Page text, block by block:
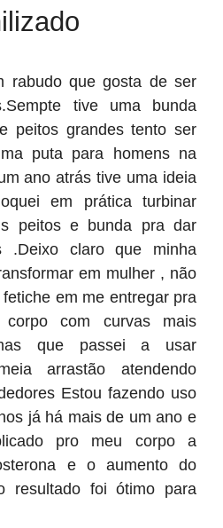
rabudo que gosta de ser
tive uma bunda
peitos grandes tento ser
puta para homens na
ano atrás tive uma ideia
em prática turbinar
peitos e bunda pra dar
.Deixo claro que minha
em mulher , não
em me entregar pra
com curvas mais
que passei a usar
arrastão atendendo
Estou fazendo uso
já há mais de um ano e
pro meu corpo a
e o aumento do
resultado foi ótimo para